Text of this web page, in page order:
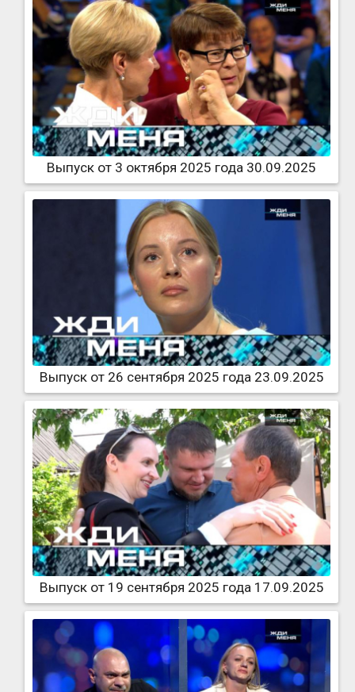
Выпуск от 3 октября 2025 года 30.09.2025
Выпуск от 26 сентября 2025 года 23.09.2025
Выпуск от 19 сентября 2025 года 17.09.2025